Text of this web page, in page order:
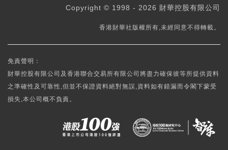
Copyright © 1998 - 2026 財華控股有限公司
香港財華社版權所有,未經同意不得轉載。
免責聲明：
財華控股有限公司及香港聯合交易所有限公司將盡力確保彼等所提供資料
之準確性及可靠性,但並不保證資料絕對無誤,資料如有錯漏而令閣下蒙受
損失,本公司概不負責。